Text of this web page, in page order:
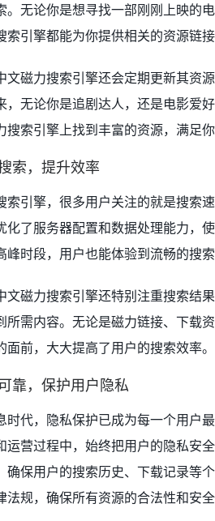
。无论你是想寻找一部刚刚上映的
索引擎都能为你提供相关的资源链
文磁力搜索引擎还会定期更新其资
，无论你是追剧达人，还是电影爱
搜索引擎上找到丰富的资源，满足
索，提升效率
索引擎，很多用户关注的就是搜索
化了服务器配置和数据处理能力，
峰时段，用户也能体验到流畅的搜
文磁力搜索引擎还特别注重搜索结
所需内容。无论是磁力链接、下载
面前，大大提高了用户的搜索效率。
靠，保护用户隐私
时代，隐私保护已成为每一个用户
运营过程中，始终把用户的隐私安
确保用户的搜索历史、下载记录等
法规，确保所有资源的合法性和安